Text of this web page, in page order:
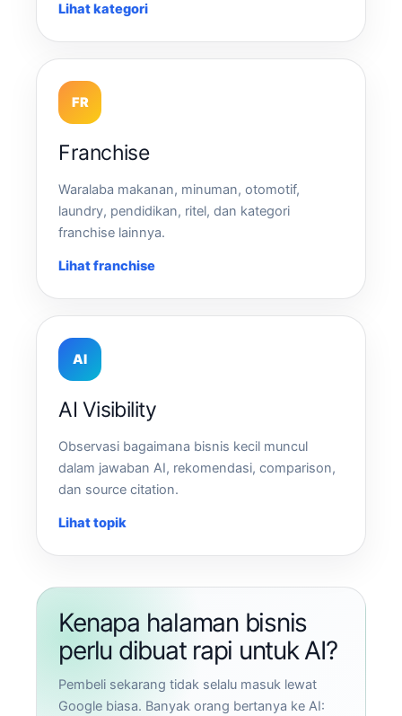
Lihat kategori
FR
Franchise
Waralaba makanan, minuman, otomotif,
laundry, pendidikan, ritel, dan kategori
franchise lainnya.
Lihat franchise
AI
AI Visibility
Observasi bagaimana bisnis kecil muncul
dalam jawaban AI, rekomendasi, comparison,
dan source citation.
Lihat topik
Kenapa halaman bisnis
perlu dibuat rapi untuk AI?
Pembeli sekarang tidak selalu masuk lewat
Google biasa. Banyak orang bertanya ke AI: